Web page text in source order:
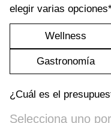
elegir varias
Wellness
Gastronomía
¿Cuál es el